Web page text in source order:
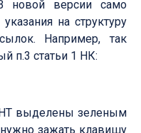
новой версии само
на структуру
Например, так
п.3 статьи 1 НК:
выделены зеленым
зажать клавишу